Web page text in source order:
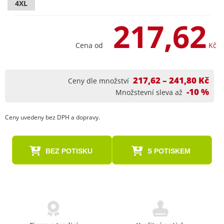
4XL
Cena od 217,62 Kč
Ceny dle množství 217,62 – 241,80 Kč
Množstevní sleva až -10 %
Ceny uvedeny bez DPH a dopravy.
BEZ POTISKU S POTISKEM